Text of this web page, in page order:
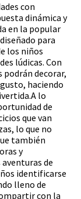
con
dinámica y
en la popular
para
los niños
lúdicas. Con
podrán decorar,
haciendo
lo
de
que van
lo que no
también
y
de
identificarse
lleno de
con la